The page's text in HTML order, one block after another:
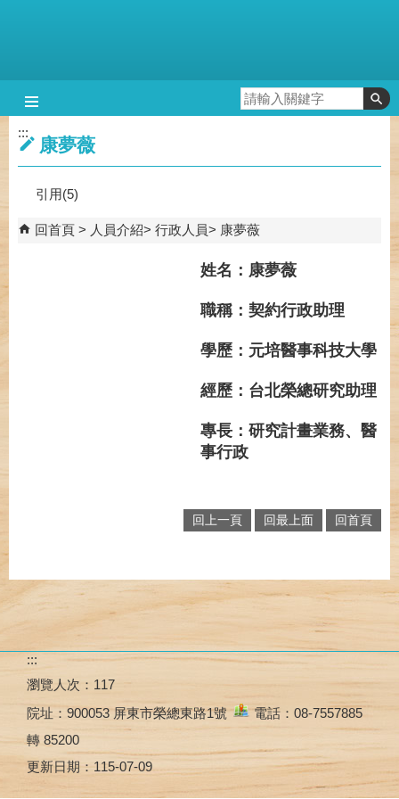
:::
康夢薇
引用(5)
回首頁 人員介紹 行政人員 康夢薇
姓名：康夢薇
職稱：契約行政助理
學歷：元培醫事科技大學
經歷：台北榮總研究助理
專長：研究計畫業務、醫
事行政
回上一頁 回最上面 回首頁
:::
瀏覽人次： 117
院址： 900053 屏東市榮總東路1號
電話：08-7557885
轉 85200
更新日期： 115-07-09